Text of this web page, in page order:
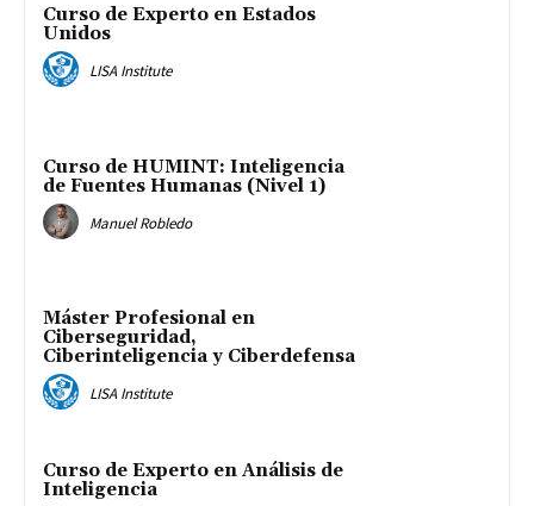
Curso de Experto en Estados
Unidos
LISA Institute
Curso de HUMINT: Inteligencia
de Fuentes Humanas (Nivel 1)
Manuel Robledo
Máster Profesional en
Ciberseguridad,
Ciberinteligencia y Ciberdefensa
LISA Institute
Curso de Experto en Análisis de
Inteligencia